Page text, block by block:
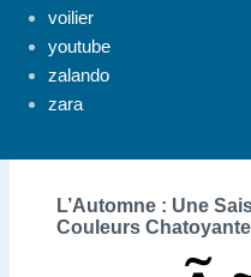
voilier
youtube
zalando
zara
L’Automne : Une
Couleurs